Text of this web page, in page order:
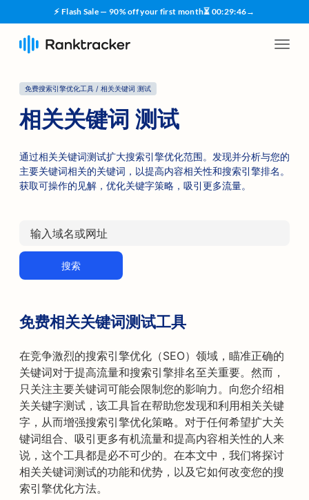
⚡ Flash Sale — 90% off your first month⏳ 00:29:45→
免费搜索引擎优化工具 / 相关关键词 测试
相关关键词 测试
通过相关关键词测试扩大搜索引擎优化范围。发现并分析与您的
主要关键词相关的关键词，以提高内容相关性和搜索引擎排名。
获取可操作的见解，优化关键字策略，吸引更多流量。
搜索
免费相关关键词测试工具
在竞争激烈的搜索引擎优化（SEO）领域，瞄准正确的
关键词对于提高流量和搜索引擎排名至关重要。然而，
只关注主要关键词可能会限制您的影响力。向您介绍相
关关键字测试，该工具旨在帮助您发现和利用相关关键
字，从而增强搜索引擎优化策略。对于任何希望扩大关
键词组合、吸引更多有机流量和提高内容相关性的人来
说，这个工具都是必不可少的。在本文中，我们将探讨
相关关键词测试的功能和优势，以及它如何改变您的搜
索引擎优化方法。